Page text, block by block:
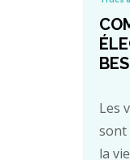
Les
sont
la